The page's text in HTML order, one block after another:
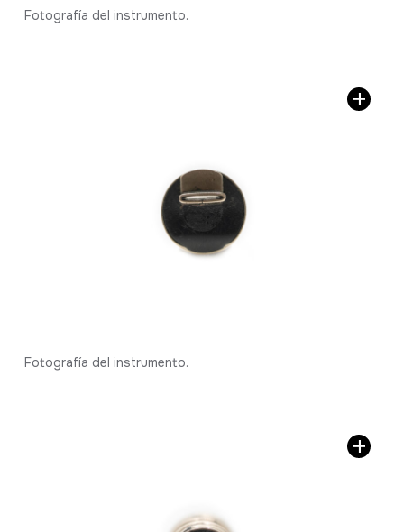
Fotografía del instrumento.
Fotografía del instrumento.